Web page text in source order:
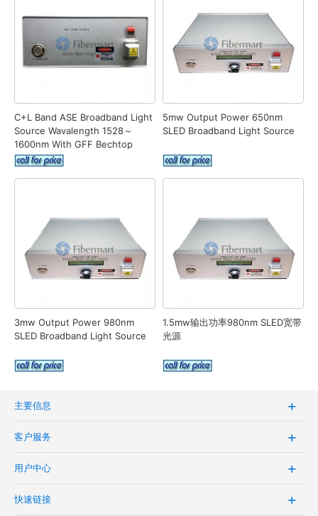
C+L Band ASE Broadband Light
Source Wavalength 1528～
1600nm With GFF Bechtop
5mw Output Power 650nm
SLED Broadband Light Source
3mw Output Power 980nm
SLED Broadband Light Source
1.5mw输出功率980nm SLED宽带
光源
主要信息
客户服务
用户中心
快速链接